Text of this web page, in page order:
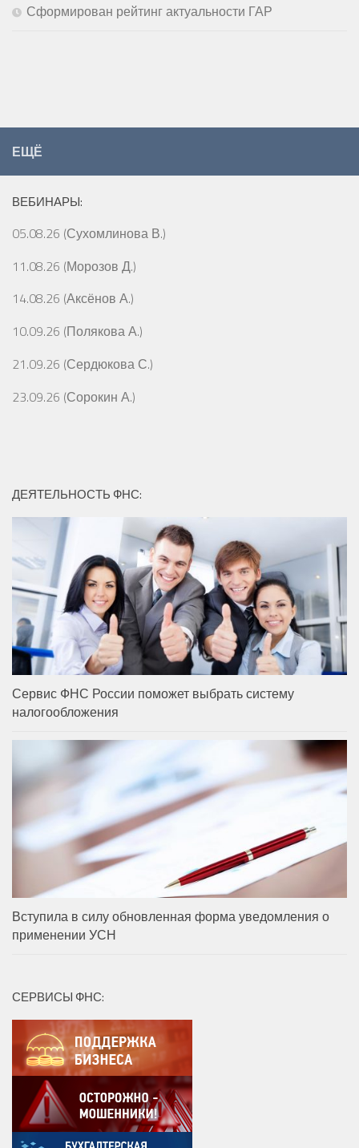
Сформирован рейтинг актуальности ГАР
ЕЩЁ
ВЕБИНАРЫ:
05.08.26 (Сухомлинова В.)
11.08.26 (Морозов Д.)
14.08.26 (Аксёнов А.)
10.09.26 (Полякова А.)
21.09.26 (Сердюкова С.)
23.09.26 (Сорокин А.)
ДЕЯТЕЛЬНОСТЬ ФНС:
Сервис ФНС России поможет выбрать систему
налогообложения
Вступила в силу обновленная форма уведомления о
применении УСН
СЕРВИСЫ ФНС: